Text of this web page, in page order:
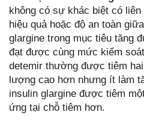
không có sự khác biệt có
hiệu quả hoặc độ an toàn
glargine trong mục tiêu tăng
đạt được cùng mức kiểm
detemir thường được tiêm
lượng cao hơn nhưng ít làm
insulin glargine được tiêm
ứng tại chỗ tiêm hơn.